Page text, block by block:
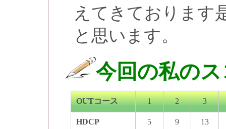
えてきております
と思います。
今回の私の
OUTコース 1 2 3
HDCP 5 9 13